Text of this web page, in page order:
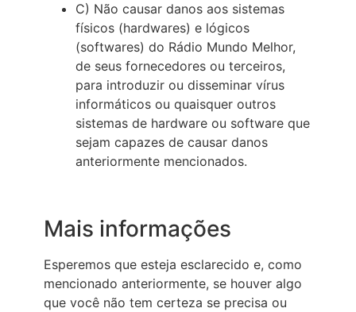
C) Não causar danos aos sistemas
físicos (hardwares) e lógicos
(softwares) do Rádio Mundo Melhor,
de seus fornecedores ou terceiros,
para introduzir ou disseminar vírus
informáticos ou quaisquer outros
sistemas de hardware ou software que
sejam capazes de causar danos
anteriormente mencionados.
Mais informações
Esperemos que esteja esclarecido e, como
mencionado anteriormente, se houver algo
que você não tem certeza se precisa ou